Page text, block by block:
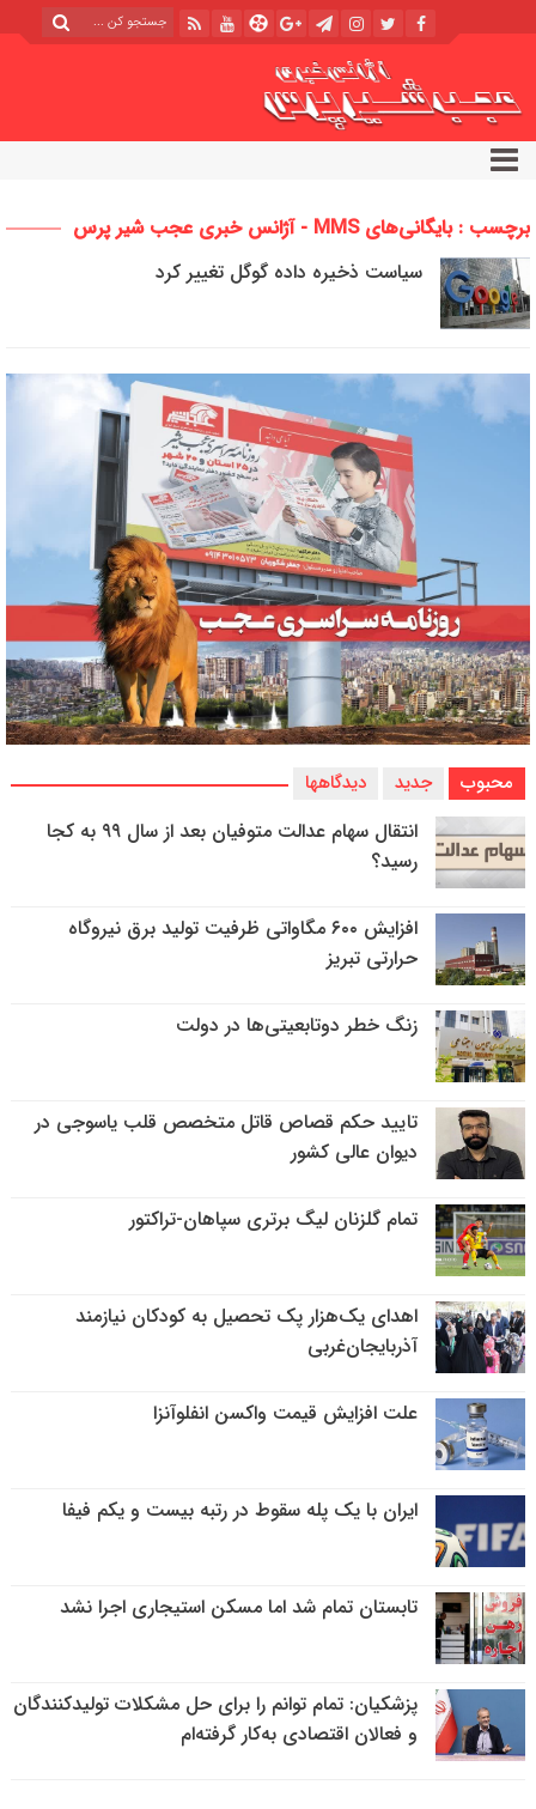
برچسب : بایگانی‌های MMS - آژانس خبری عجب شیر پرس
سیاست ذخیره داده گوگل تغییر کرد
محبوب جدید دیدگاهها
انتقال سهام عدالت متوفیان بعد از سال ۹۹ به کجا
رسید؟
افزایش ۶۰۰ مگاواتی ظرفیت تولید برق نیروگاه
حرارتی تبریز
زنگ خطر دوتابعیتی‌ها در دولت
تایید حکم قصاص قاتل متخصص قلب یاسوجی در
دیوان عالی کشور
تمام گلزنان لیگ‌ برتری سپاهان-تراکتور
اهدای یک‌هزار پک تحصیل به کودکان نیازمند
آذربایجان‌غربی
علت افزایش قیمت واکسن انفلوآنزا
ایران با یک پله سقوط در رتبه بیست و یکم فیفا
تابستان تمام شد اما مسکن استیجاری اجرا نشد
پزشکیان: تمام توانم را برای حل مشکلات تولیدکنندگان
و فعالان اقتصادی به‌کار گرفته‌ام